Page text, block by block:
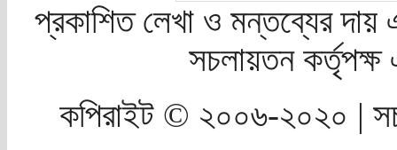
প্রকাশিত লেখা ও মন্তব্যের দায়
সচলায়তন
কপিরাইট © ২০০৬-২০২০ |